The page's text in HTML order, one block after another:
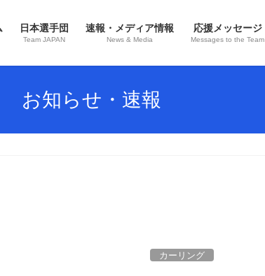
日本選手団
Team JAPAN
速報・メディア情報
News & Media
応援メッセージ
Messages to the Team
お知らせ・速報
カーリング